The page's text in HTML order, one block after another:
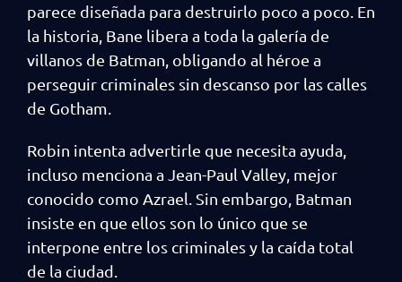
parece diseñada para destruirlo poco a poco. En
la historia, Bane libera a toda la galería de
villanos de Batman, obligando al héroe a
perseguir criminales sin descanso por las calles
de Gotham.
Robin intenta advertirle que necesita ayuda,
incluso menciona a Jean-Paul Valley, mejor
conocido como Azrael. Sin embargo, Batman
insiste en que ellos son lo único que se
interpone entre los criminales y la caída total
de la ciudad.